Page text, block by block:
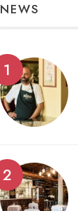
NEWS